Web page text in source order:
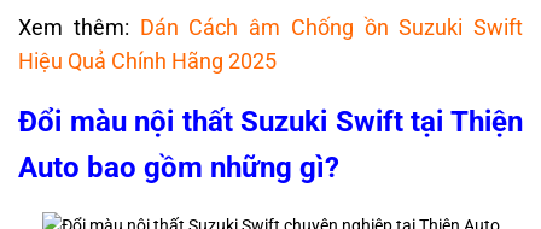
Xem thêm: Dán Cách âm Chống ồn Suzuki Swift
Hiệu Quả Chính Hãng 2025
Đổi màu nội thất Suzuki Swift tại Thiện
Auto bao gồm những gì?